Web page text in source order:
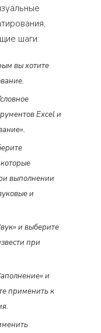
шаги:
вы хотите
Excel и
выполнении
и
и выберите
при
и
применить к